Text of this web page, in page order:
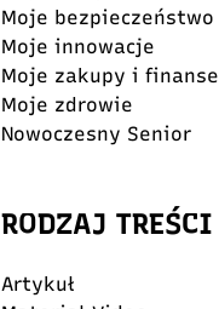
Moje bezpieczeństwo
Moje innowacje
Moje zakupy i finanse
Moje zdrowie
Nowoczesny Senior
RODZAJ TREŚCI
Artykuł